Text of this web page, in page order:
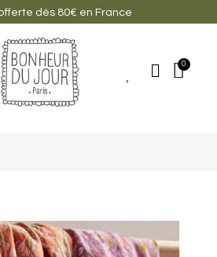
dès 80€ en France